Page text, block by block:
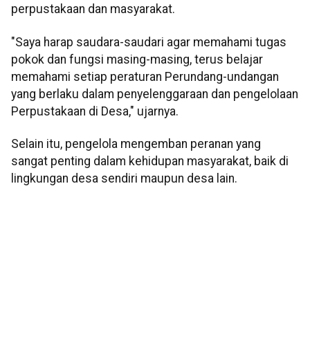
perpustakaan dan masyarakat.
"Saya harap saudara-saudari agar memahami tugas
pokok dan fungsi masing-masing, terus belajar
memahami setiap peraturan Perundang-undangan
yang berlaku dalam penyelenggaraan dan pengelolaan
Perpustakaan di Desa," ujarnya.
Selain itu, pengelola mengemban peranan yang
sangat penting dalam kehidupan masyarakat, baik di
lingkungan desa sendiri maupun desa lain.